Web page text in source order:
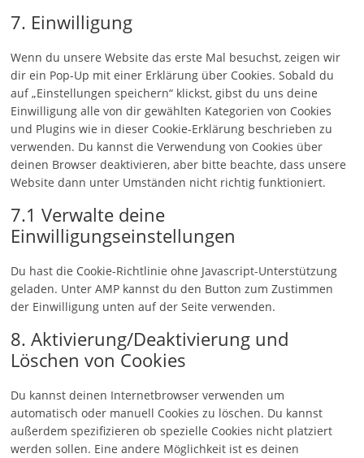
7. Einwilligung
Wenn du unsere Website das erste Mal besuchst, zeigen wir
dir ein Pop-Up mit einer Erklärung über Cookies. Sobald du
auf „Einstellungen speichern“ klickst, gibst du uns deine
Einwilligung alle von dir gewählten Kategorien von Cookies
und Plugins wie in dieser Cookie-Erklärung beschrieben zu
verwenden. Du kannst die Verwendung von Cookies über
deinen Browser deaktivieren, aber bitte beachte, dass unsere
Website dann unter Umständen nicht richtig funktioniert.
7.1 Verwalte deine
Einwilligungseinstellungen
Du hast die Cookie-Richtlinie ohne Javascript-Unterstützung
geladen. Unter AMP kannst du den Button zum Zustimmen
der Einwilligung unten auf der Seite verwenden.
8. Aktivierung/Deaktivierung und
Löschen von Cookies
Du kannst deinen Internetbrowser verwenden um
automatisch oder manuell Cookies zu löschen. Du kannst
außerdem spezifizieren ob spezielle Cookies nicht platziert
werden sollen. Eine andere Möglichkeit ist es deinen